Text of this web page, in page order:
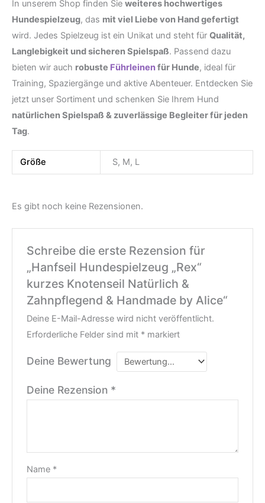
In unserem Shop finden Sie weiteres hochwertiges
Hundespielzeug, das mit viel Liebe von Hand gefertigt
wird. Jedes Spielzeug ist ein Unikat und steht für Qualität,
Langlebigkeit und sicheren Spielspaß. Passend dazu
bieten wir auch robuste Führleinenfür Hunde, ideal für
Training, Spaziergänge und aktive Abenteuer. Entdecken Sie
jetzt unser Sortiment und schenken Sie Ihrem Hund
natürlichen Spielspaß & zuverlässige Begleiter für jeden
Tag.
Größe S, M, L
Es gibt noch keine Rezensionen.
Schreibe die erste Rezension für
„Hanfseil Hundespielzeug „Rex“
kurzes Knotenseil Natürlich &
Zahnpflegend & Handmade by Alice“
Deine E-Mail-Adresse wird nicht veröffentlicht.
Erforderliche Felder sind mit * markiert
Deine Bewertung
Deine Rezension *
Name *